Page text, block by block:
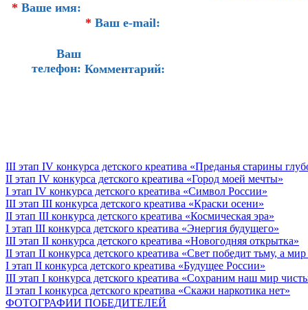
* Ваше имя:
* Ваш e-mail:
Ваш
телефон: Комментарий:
III этап IV конкурса детского креатива «Преданья старины
II этап IV конкурса детского креатива «Город моей мечты»
I этап IV конкурса детского креатива «Символ России»
III этап III конкурса детского креатива «Краски осени»
II этап III конкурса детского креатива «Космическая эра»
I этап III конкурса детского креатива «Энергия будущего»
III этап II конкурса детского креатива «Новогодняя открытка»
II этап II конкурса детского креатива «Свет победит тьму, а
I этап II конкурса детского креатива «Будущее России»
III этап I конкурса детского креатива «Сохраним наш мир
II этап I конкурса детского креатива «Скажи наркотика нет»
ФОТОГРАФИИ ПОБЕДИТЕЛЕЙ